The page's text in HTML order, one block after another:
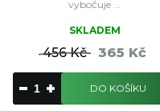
vybočuje ...
SKLADEM
456 Kč 365 Kč
DO KOŠÍKU